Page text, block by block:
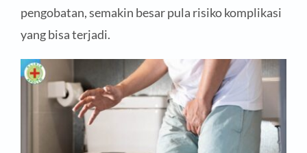
pengobatan, semakin besar pula risiko komplikasi
yang bisa terjadi.